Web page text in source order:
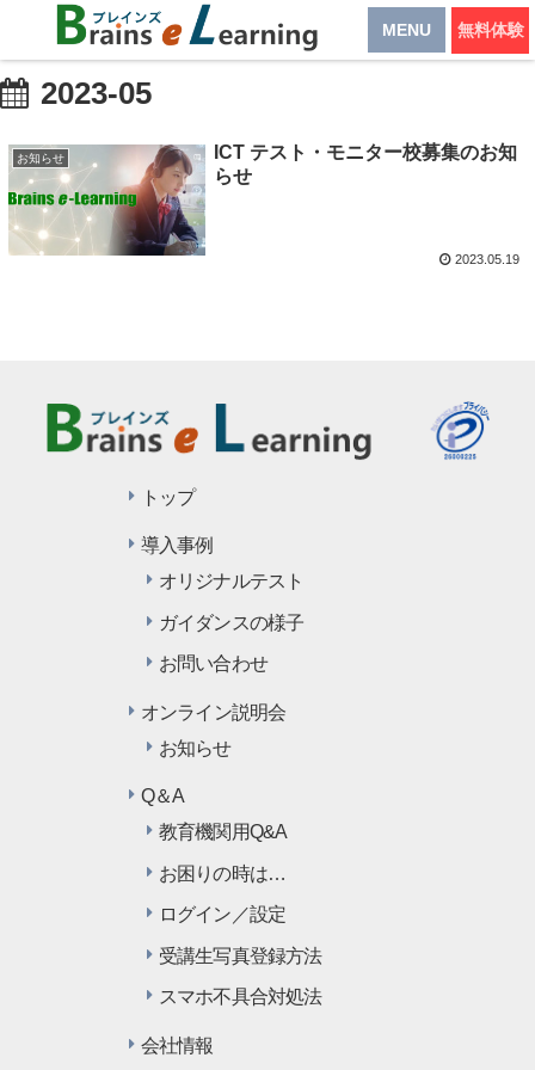
2023-05
お知らせ
ICT テスト・モニター校募集のお知
らせ
2023.05.19
トップ
導入事例
オリジナルテスト
ガイダンスの様子
お問い合わせ
オンライン説明会
お知らせ
Q＆A
教育機関用Q&A
お困りの時は…
ログイン／設定
受講生写真登録方法
スマホ不具合対処法
会社情報
MENU 無料体験